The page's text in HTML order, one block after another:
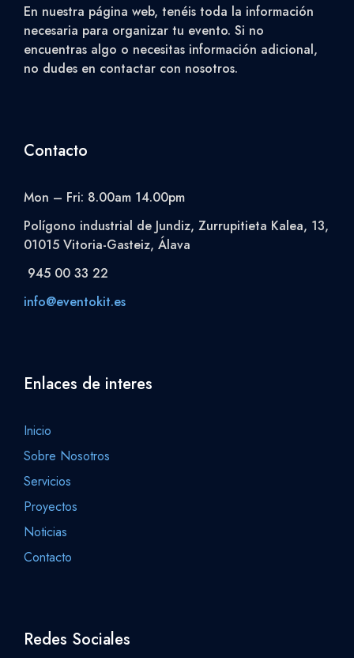
En nuestra página web, tenéis toda la información
necesaria para organizar tu evento. Si no
encuentras algo o necesitas información adicional,
no dudes en contactar con nosotros.
Contacto
Mon – Fri: 8.00am 14.00pm
Polígono industrial de Jundiz, Zurrupitieta Kalea, 13,
01015 Vitoria-Gasteiz, Álava
945 00 33 22
info@eventokit.es
Enlaces de interes
Inicio
Sobre Nosotros
Servicios
Proyectos
Noticias
Contacto
Redes Sociales